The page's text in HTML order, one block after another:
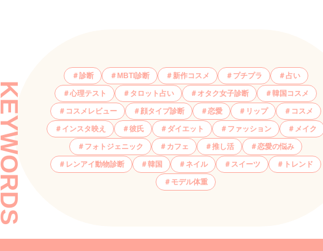
KEYWORDS
診断 MBTI診断 新作コスメ プチプラ 占い
心理テスト タロット占い オタク女子診断 韓国コスメ
コスメレビュー 顔タイプ診断 恋愛 リップ コスメ
インスタ映え 彼氏 ダイエット ファッション メイク
フォトジェニック カフェ 推し活 恋愛の悩み
レンアイ動物診断 韓国 ネイル スイーツ トレンド
モデル体重